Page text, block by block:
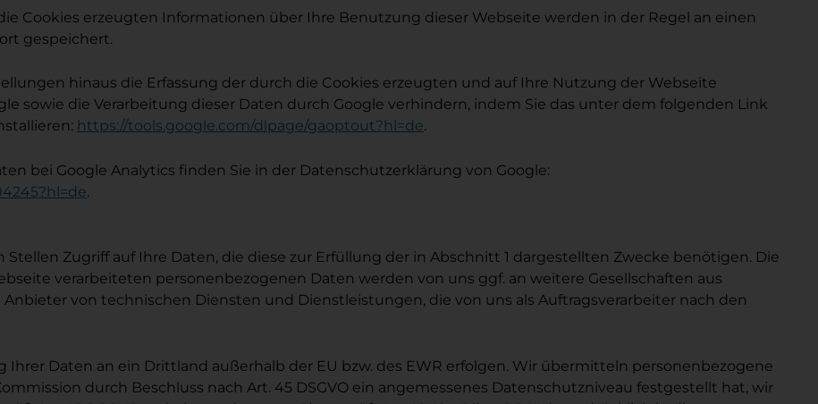
Cookies erzeugten Informationen über Ihre Benutzung dieser Webseite werden in der Regel an einen
gespeichert.
hinaus die Erfassung der durch die Cookies erzeugten und auf Ihre Nutzung der Webseite
sowie die Verarbeitung dieser Daten durch Google verhindern, indem Sie das unter dem folgenden Link
https://tools.google.com/dlpage/gaoptout?hl=de.
bei Google Analytics finden Sie in der Datenschutzerklärung von Google:
.
Zugriff auf Ihre Daten, die diese zur Erfüllung der in Abschnitt 1 dargestellten Zwecke benötigen. Die
verarbeiteten personenbezogenen Daten werden von uns ggf. an weitere Gesellschaften aus
von technischen Diensten und Dienstleistungen, die von uns als Auftragsverarbeiter nach den
Daten an ein Drittland außerhalb der EU bzw. des EWR erfolgen. Wir übermitteln personenbezogene
durch Beschluss nach Art. 45 DSGVO ein angemessenes Datenschutzniveau festgestellt hat, wir